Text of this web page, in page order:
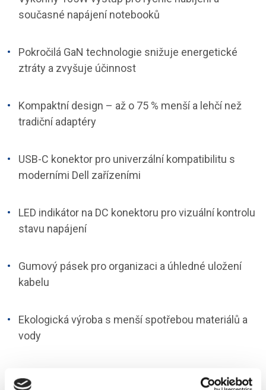
současné napájení notebooků
Pokročilá GaN technologie snižuje energetické
ztráty a zvyšuje účinnost
Kompaktní design – až o 75 % menší a lehčí než
tradiční adaptéry
USB-C konektor pro univerzální kompatibilitu s
moderními Dell zařízeními
LED indikátor na DC konektoru pro vizuální kontrolu
stavu napájení
Gumový pásek pro organizaci a úhledné uložení
kabelu
Ekologická výroba s menší spotřebou materiálů a
vody